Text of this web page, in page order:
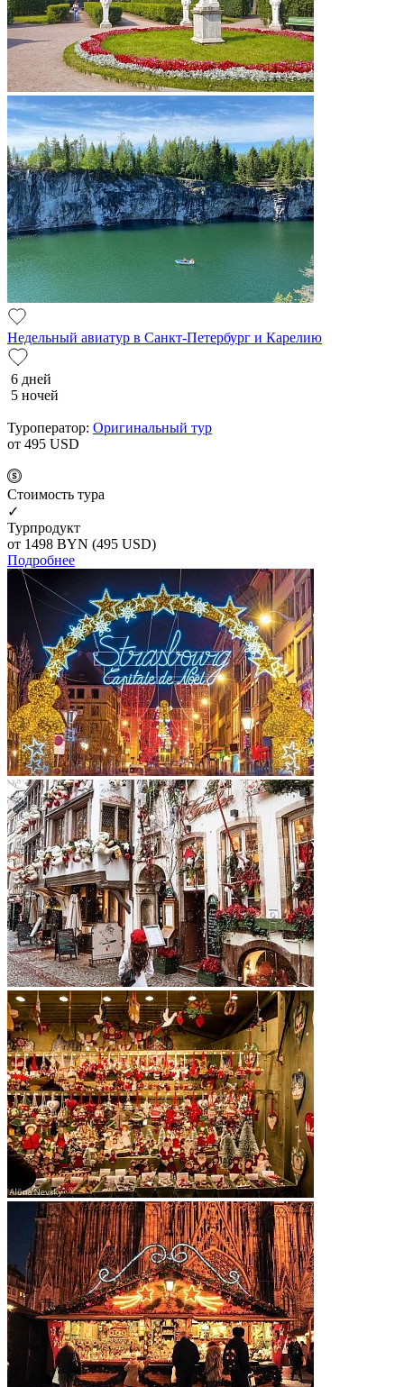
Недельный авиатур в Санкт-Петербург и Карелию
6 дней
5 ночей
Туроператор: Оригинальный тур
от 495 USD
Cтоимость тура
✓
Турпродукт
от 1498 BYN (495 USD)
Подробнее